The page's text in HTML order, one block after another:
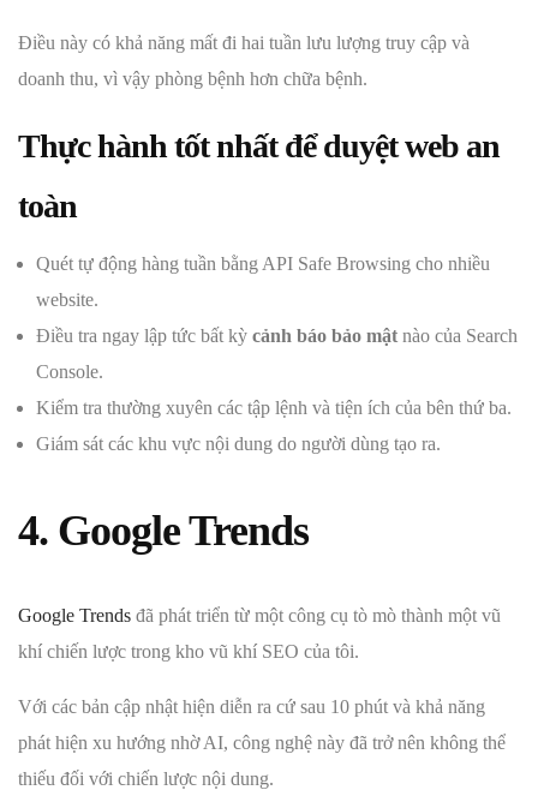
Điều này có khả năng mất đi hai tuần lưu lượng truy cập và
doanh thu, vì vậy phòng bệnh hơn chữa bệnh.
Thực hành tốt nhất để duyệt web an
toàn
Quét tự động hàng tuần bằng API Safe Browsing cho nhiều
website.
Điều tra ngay lập tức bất kỳ cảnh báo bảo mật nào của Search
Console.
Kiểm tra thường xuyên các tập lệnh và tiện ích của bên thứ ba.
Giám sát các khu vực nội dung do người dùng tạo ra.
4. Google Trends
Google Trends đã phát triển từ một công cụ tò mò thành một vũ
khí chiến lược trong kho vũ khí SEO của tôi.
Với các bản cập nhật hiện diễn ra cứ sau 10 phút và khả năng
phát hiện xu hướng nhờ AI, công nghệ này đã trở nên không thể
thiếu đối với chiến lược nội dung.